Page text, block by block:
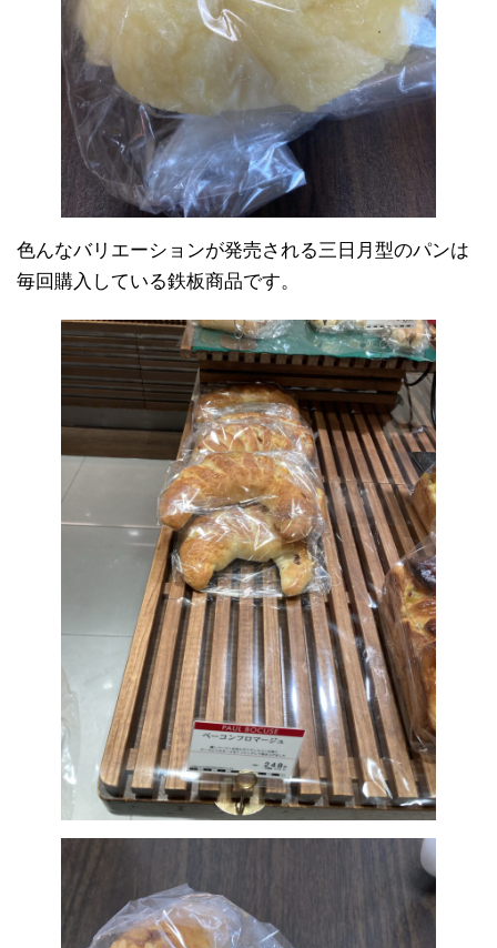
色んなバリエーションが発売される三日月型のパンは
毎回購入している鉄板商品です。